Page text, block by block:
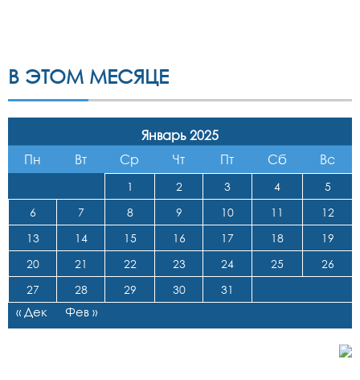
В ЭТОМ МЕСЯЦЕ
Январь 2025
Пн
Вт Ср Чт Пт Сб Вс
1 2 3 4
5
6
7 8 9 10 11
12
13
14 15 16 17 18
19
20
21 22 23 24 25
26
27
28 29 30 31
« Дек Фев »